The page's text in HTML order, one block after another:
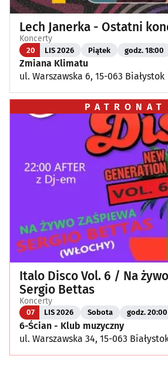
Lech Janerka - Ostatni
Koncerty
20 LIS 2026 Piątek godz. 18:00
Zmiana Klimatu
ul. Warszawska 6, 15-063 Białystok
PATRONAT
Italo Disco Vol. 6 / Na
Sergio Bettas
Koncerty
07 LIS 2026 Sobota godz. 20:00
6-Ścian - Klub muzyczny
ul. Warszawska 34, 15-063